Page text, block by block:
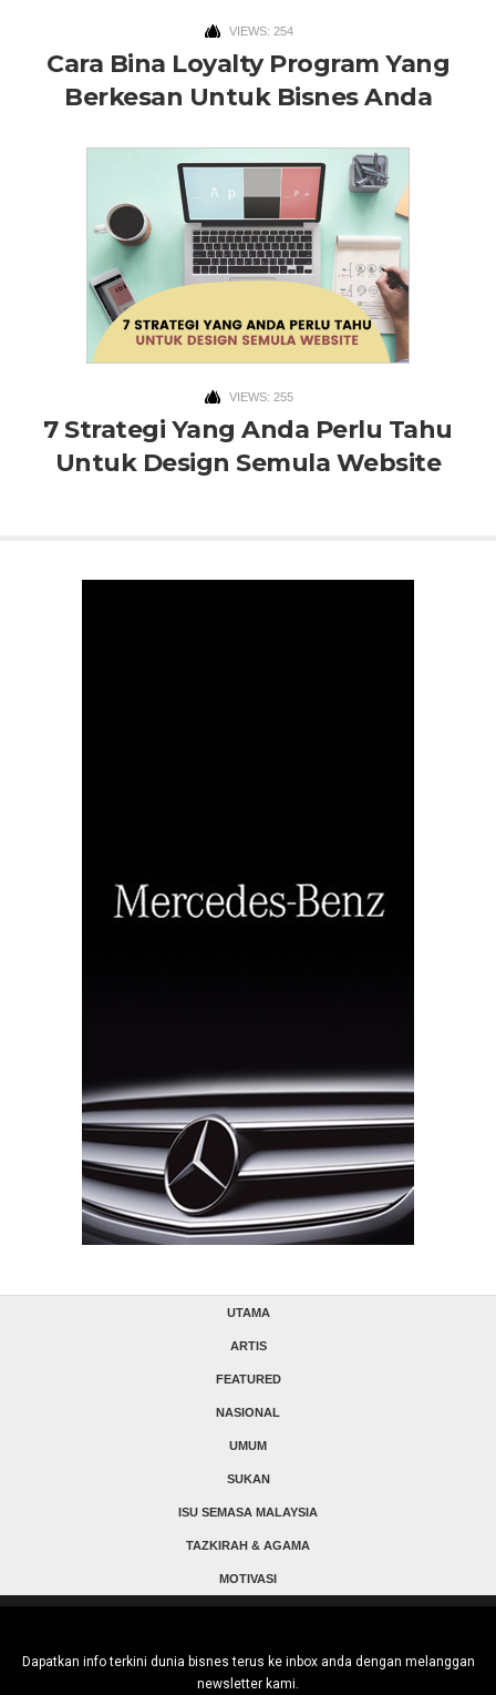
VIEWS: 254
Cara Bina Loyalty Program Yang
Berkesan Untuk Bisnes Anda
VIEWS: 255
7 Strategi Yang Anda Perlu Tahu
Untuk Design Semula Website
UTAMA
ARTIS
FEATURED
NASIONAL
UMUM
SUKAN
ISU SEMASA MALAYSIA
TAZKIRAH & AGAMA
MOTIVASI
Dapatkan info terkini dunia bisnes terus ke inbox anda dengan melanggan
newsletter kami.